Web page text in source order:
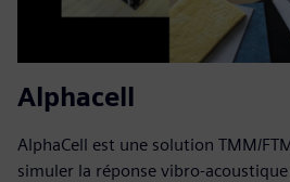
Alphacell
AlphaCell est une solution TMM/
simuler la réponse vibro-